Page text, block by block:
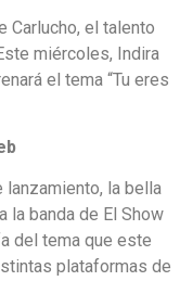
Carlucho, el talento
miércoles, Indira
el tema “Tu eres
la bella
la banda de El Show
del tema que este
plataformas de